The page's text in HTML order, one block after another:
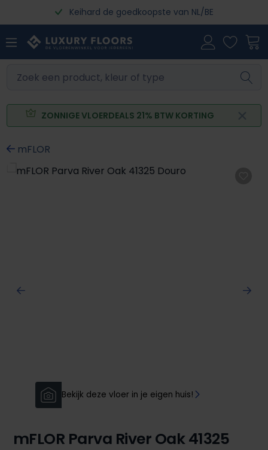
Ga naar de hoofdinhoudKeihard de goedkoopste van NL/BE
ZONNIGE VLOERDEALS 21% BTW KORTING
mFLOR
Afbeeldingengalerij overslaan
Bekijk deze vloer in je eigen huis!
mFLOR Parva River Oak 41325